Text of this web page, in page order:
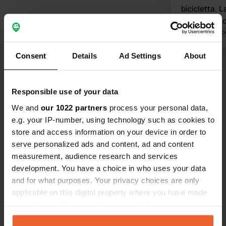
Consent Details Ad Settings About
Responsible use of your data
We and our 1022 partners process your personal data,
e.g. your IP-number, using technology such as cookies to
store and access information on your device in order to
serve personalized ads and content, ad and content
measurement, audience research and services
development. You have a choice in who uses your data
and for what purposes. Your privacy choices are only
applicable on this digital property where you have made
any time from the Cookie Declaration or by clicking on
bicicletta.
Marksburg
possibile
Tradotto da
Visualizza tutte le 145 recensioni
Sei stato qui?
Contatto